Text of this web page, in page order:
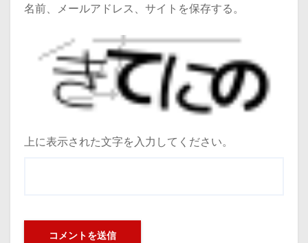
名前、メールアドレス、サイトを保存する。
上に表示された文字を入力してください。